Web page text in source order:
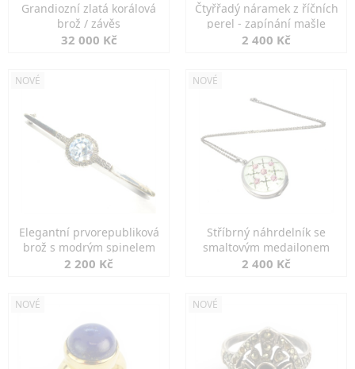
Grandiozní zlatá korálová
brož / závěs
32 000 Kč
Čtyřřadý náramek z říčních
perel - zapínání mašle
2 400 Kč
NOVÉ
Elegantní prvorepubliková
brož s modrým spinelem
2 200 Kč
NOVÉ
Stříbrný náhrdelník se
smaltovým medailonem
2 400 Kč
NOVÉ NOVÉ